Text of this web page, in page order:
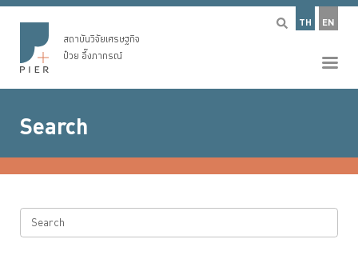
TH EN
สถาบันวิจัยเศรษฐกิจ
ป๋วย อึ๊งภากรณ์
Search
Search